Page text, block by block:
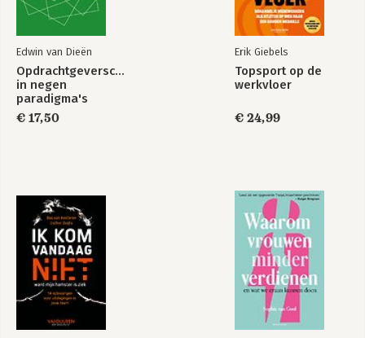
Edwin van Dieën
Opdrachtgeverschap
in negen
paradigma's
€ 17,50
Erik Giebels
Topsport op de
werkvloer
€ 24,99